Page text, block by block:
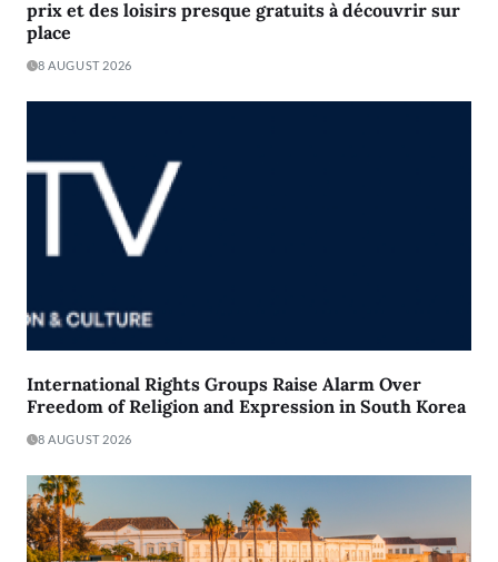
prix et des loisirs presque gratuits à découvrir sur
place
8 AUGUST 2026
International Rights Groups Raise Alarm Over
Freedom of Religion and Expression in South Korea
8 AUGUST 2026